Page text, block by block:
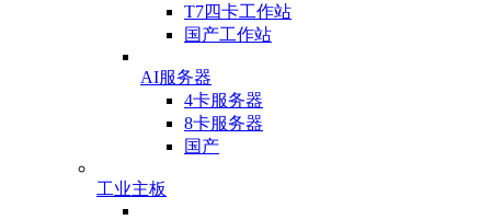
T7四卡工作站
国产工作站
AI服务器
4卡服务器
8卡服务器
国产
工业主板